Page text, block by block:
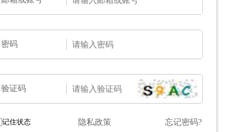
密码
验证码
记住状态 隐私政策 忘记密码?